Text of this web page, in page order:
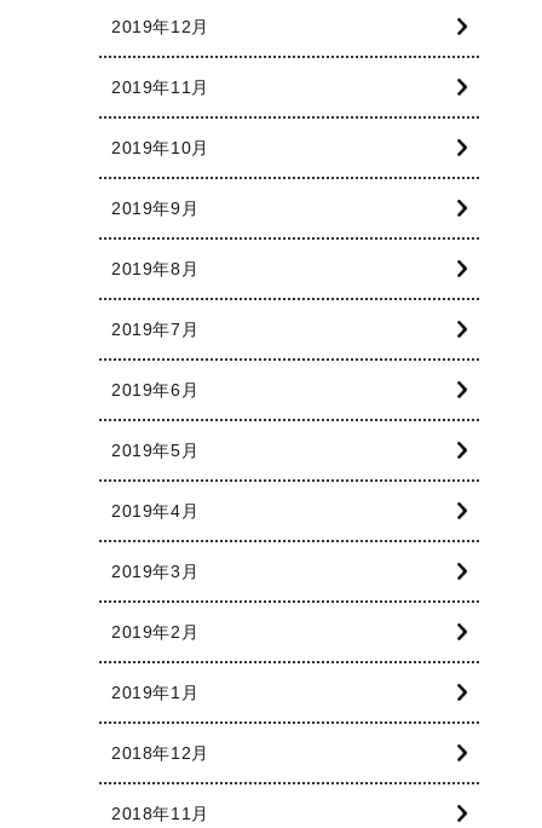
2019年12月
2019年11月
2019年10月
2019年9月
2019年8月
2019年7月
2019年6月
2019年5月
2019年4月
2019年3月
2019年2月
2019年1月
2018年12月
2018年11月